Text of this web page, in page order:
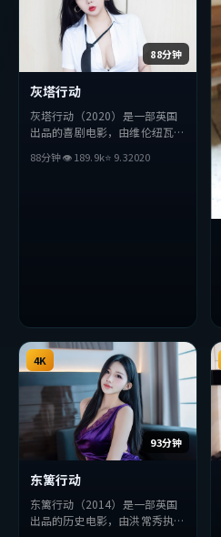
88分钟
灰塔行动
灰塔行动（2020）是一部英国
出品的喜剧电影，由维伦纽瓦执
演。影片在叙事与视听上力求突
88分钟👁189.9k⭐ 9.32020
93分钟
4K
东篱行动
东篱行动（2014）是一部英国
出品的历史电影，由洪常秀执